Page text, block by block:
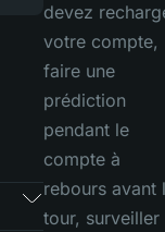
devez
votre compte,
faire une
prédiction
pendant le
compte à
rebours avant
tour, surveiller